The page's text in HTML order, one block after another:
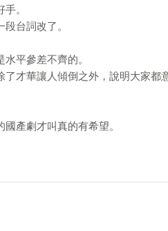
。
台詞改了。
平參差不齊的。
才華讓人傾倒之外，說明大家都
產劇才叫真的有希望。